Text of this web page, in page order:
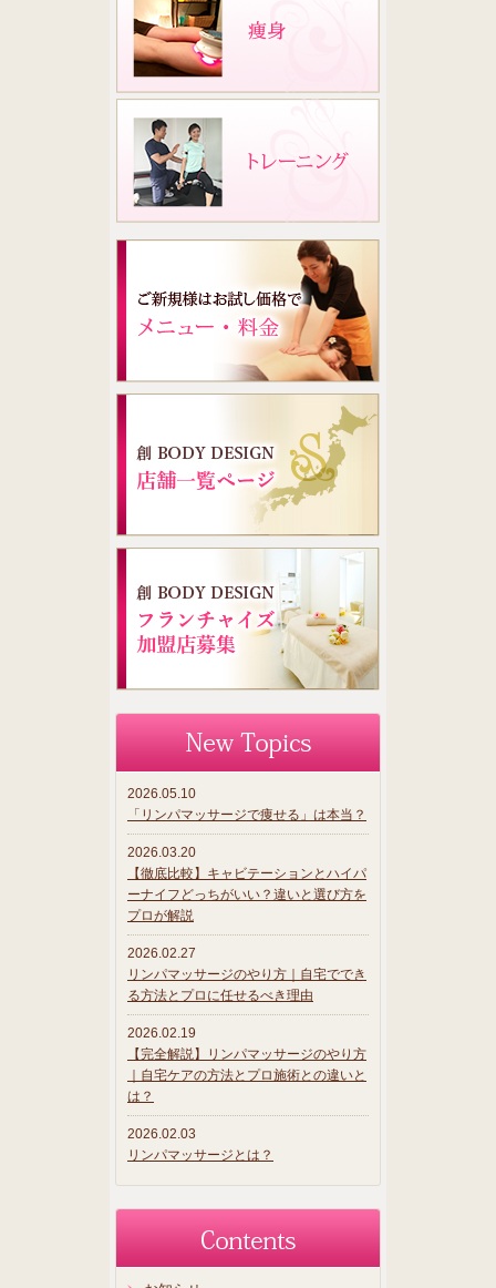
2026.05.10
「リンパマッサージで痩せる」は本当？
2026.03.20
【徹底比較】キャビテーションとハイパ
ーナイフどっちがいい？違いと選び方を
プロが解説
2026.02.27
リンパマッサージのやり方｜自宅ででき
る方法とプロに任せるべき理由
2026.02.19
【完全解説】リンパマッサージのやり方
｜自宅ケアの方法とプロ施術との違いと
は？
2026.02.03
リンパマッサージとは？